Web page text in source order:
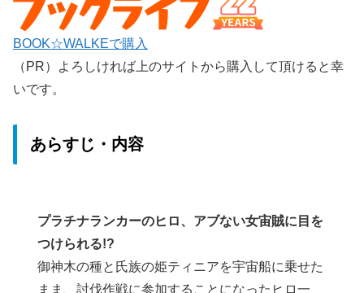
BOOK☆WALKEで購入
（PR）よろしければ上のサイトから購入して頂けると幸
いです。
あらすじ・内容
プラチナランカーのヒロ、アブない女宙賊に目を
つけられる!?
御神木の種と氏族の姫ティニアを宇宙船に乗せた
まま、討伐作戦に参加することになったヒロ一